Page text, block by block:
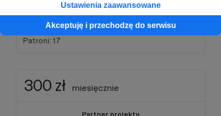
Ustawienia zaawansowane
Akceptuję i przechodzę do serwisu
*Uwaga! Żeby umówić się na spotkanie wideo musisz być
patronem Historii Realnej co najmniej przez 6 miesięcy. ;-)
Patroni: 17
300 zł miesięcznie
Partner projektu